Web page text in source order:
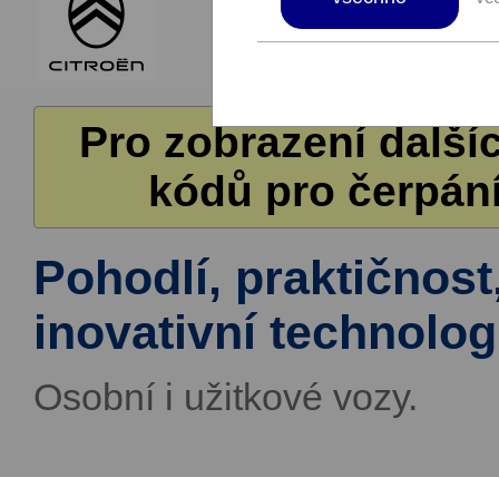
Pro zobrazení
kódů pro
Pohodlí,
inovativní
Osobní i užitkové vozy.